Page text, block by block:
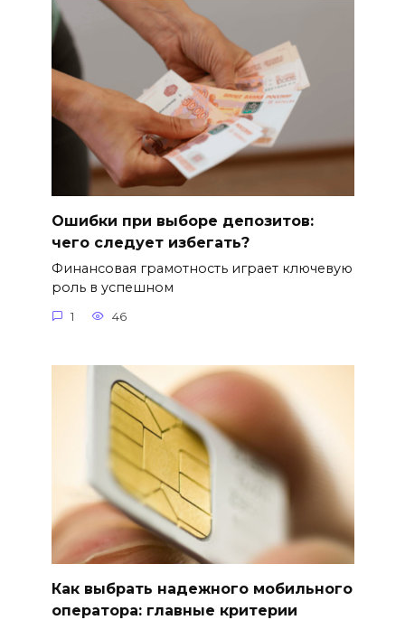
Ошибки при выборе депозитов:
чего следует избегать?
Финансовая грамотность играет ключевую
роль в успешном
1 46
Как выбрать надежного мобильного
оператора: главные критерии